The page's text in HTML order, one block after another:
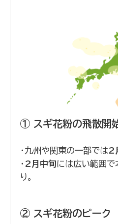
① スギ花粉の飛散開
・九州や関東の一部では2
・ 2月中旬には広い範囲で
り。
② スギ花粉のピーク